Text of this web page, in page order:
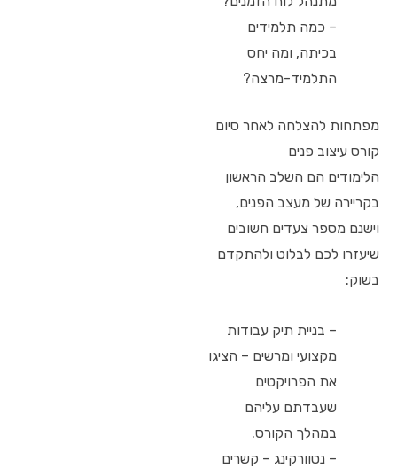
– כמה תלמידים
בכיתה, ומה יחס
התלמיד-מרצה?
מפתחות להצלחה לאחר סיום
קורס עיצוב פנים
הלימודים הם השלב הראשון
בקריירה של מעצב הפנים,
וישנם מספר צעדים חשובים
שיעזרו לכם לבלוט ולהתקדם
בשוק:
– בניית תיק עבודות
מקצועי ומרשים – הציגו
את הפרויקטים
שעבדתם עליהם
במהלך הקורס.
– נטוורקינג – קשרים